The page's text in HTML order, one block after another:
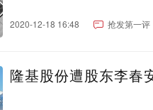
2020-12-18 16:48 抢发第一评
隆基股份遭股东李春